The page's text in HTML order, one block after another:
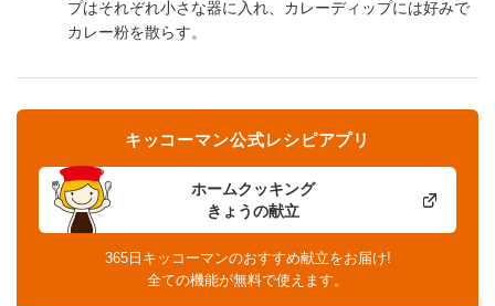
プはそれぞれ小さな器に入れ、カレーディップには好みで
カレー粉を散らす。
ホームクッキング
きょうの献立
キッコーマン公式レシピアプリ
365日キッコーマンのおすすめ献立をお届け!
全ての機能が無料で使えます。